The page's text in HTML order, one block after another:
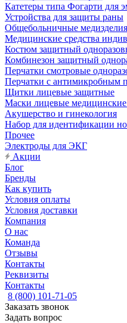
Катетеры типа Фогарти для
Устройства для защиты раны
Общебольничные медизделия
Медицинские средства
Костюм защитный
Комбинезон защитный
Перчатки смотровые
Перчатки с антимикробным
Щитки лицевые защитные
Маски лицевые
Акушерство и гинекология
Набор для идентификации
Прочее
Электроды для ЭКГ
Акции
Блог
Бренды
Как купить
Условия оплаты
Условия доставки
Компания
О нас
Команда
Отзывы
Контакты
Реквизиты
Контакты
8 (800) 101-71-05
Заказать звонок
Задать вопрос